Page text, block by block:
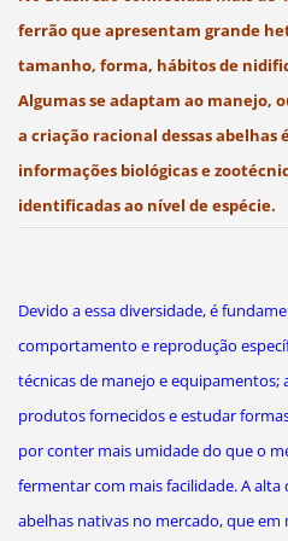
ferrão que apresentam grande
tamanho, forma, hábitos de
Algumas se adaptam ao manejo,
a criação racional dessas abelhas
informações biológicas e
identificadas ao nível de espécie.
Devido a essa diversidade, é
comportamento e reprodução
técnicas de manejo e equipamentos;
produtos fornecidos e estudar
por conter mais umidade do que o
fermentar com mais facilidade. A
abelhas nativas no mercado, que em